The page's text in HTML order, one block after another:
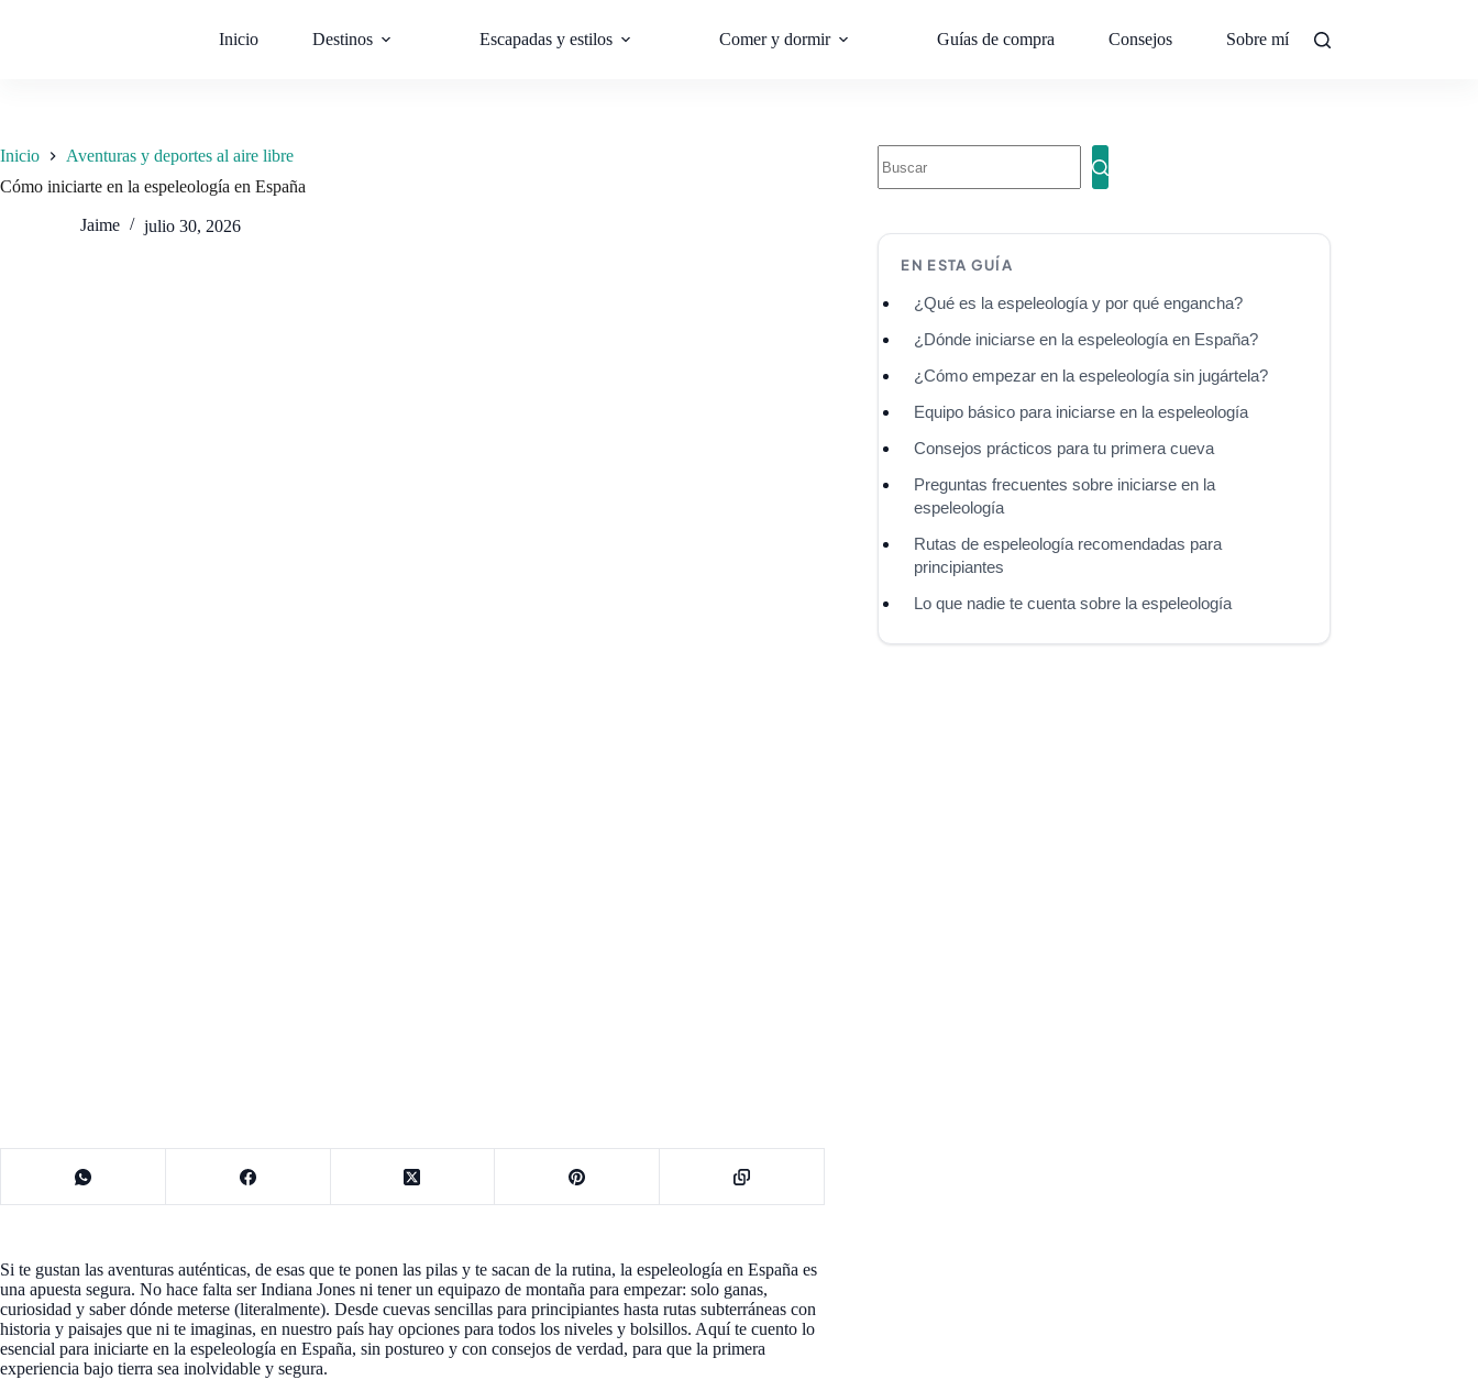
Inicio Destinos Escapadas y estilos Comer y dormir Guías de compra Consejos Sobre mí
Inicio
Aventuras y deportes al aire libre
Cómo iniciarte en la espeleología en España
Jaime julio 30, 2026
Si te gustan las aventuras auténticas, de esas que te ponen las pilas y te sacan de la rutina, la espeleología en España es
una apuesta segura. No hace falta ser Indiana Jones ni tener un equipazo de montaña para empezar: solo ganas,
curiosidad y saber dónde meterse (literalmente). Desde cuevas sencillas para principiantes hasta rutas subterráneas con
historia y paisajes que ni te imaginas, en nuestro país hay opciones para todos los niveles y bolsillos. Aquí te cuento lo
esencial para iniciarte en la espeleología en España, sin postureo y con consejos de verdad, para que la primera
experiencia bajo tierra sea inolvidable y segura.
EN ESTA GUÍA
¿Qué es la espeleología y por qué engancha?
¿Dónde iniciarse en la espeleología en España?
¿Cómo empezar en la espeleología sin jugártela?
Equipo básico para iniciarse en la espeleología
Consejos prácticos para tu primera cueva
Preguntas frecuentes sobre iniciarse en la
espeleología
Rutas de espeleología recomendadas para
principiantes
Lo que nadie te cuenta sobre la espeleología